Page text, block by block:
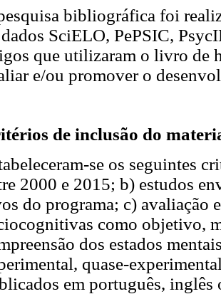
bibliográfica foi
SciELO, PePSIC,
que utilizaram o livro de
e/ou promover o
de inclusão do
se os seguintes
2000 e 2015; b) estudos
do programa; c) avaliação
como objetivo,
dos estados
quase-
em português, inglês